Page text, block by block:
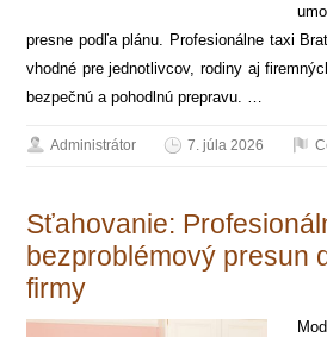
presne podľa plánu. Profesionálne taxi
vhodné pre jednotlivcov, rodiny aj
bezpečnú a pohodlnú prepravu. …
Administrátor 7. júla 2026
Sťahovanie:
bezproblémový presun
firmy